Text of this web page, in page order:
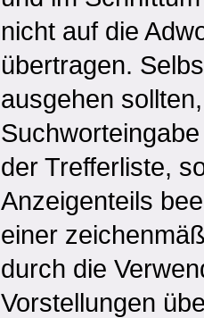
nicht auf die
übertragen.
ausgehen
der Trefferliste,
Anzeigenteils
einer
durch die
Vorstellungen